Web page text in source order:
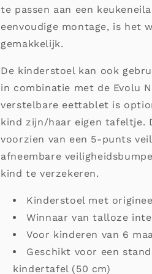
te passen aan een
eenvoudige montage, is het
gemakkelijk.
De kinderstoel kan ook
in combinatie met de Evolu
verstelbare eettablet is
kind zijn/haar eigen tafeltje.
voorzien van een 5-punts
afneembare
kind te verzekeren.
Kinderstoel met
Winnaar van talloze
Voor kinderen van 6
Geschikt voor een
kindertafel (50 cm)